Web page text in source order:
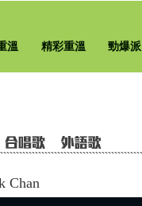
溫 精彩重溫 勁爆
Chan